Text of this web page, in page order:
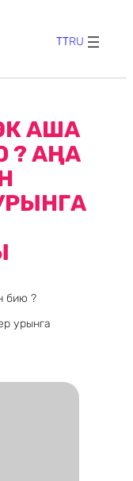
TTRU
АША
? АҢА
бию ?
урынга